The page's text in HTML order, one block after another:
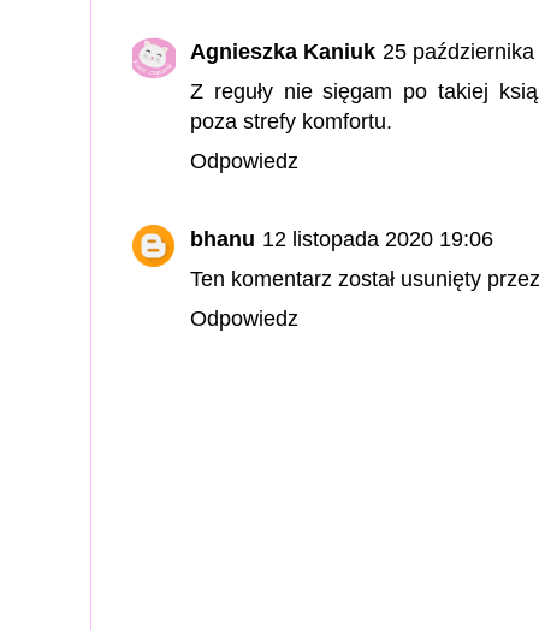
Agnieszka Kaniuk 25
Z reguły nie sięgam po takiej
poza strefy komfortu.
Odpowiedz
bhanu 12 listopada 2020 19:06
Ten komentarz został usunięty
Odpowiedz